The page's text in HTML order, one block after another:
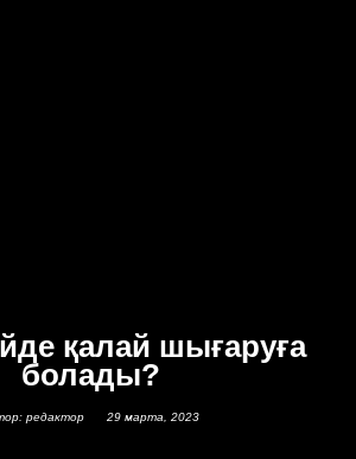
қалай шығаруға
болады?
редактор 29 марта, 2023